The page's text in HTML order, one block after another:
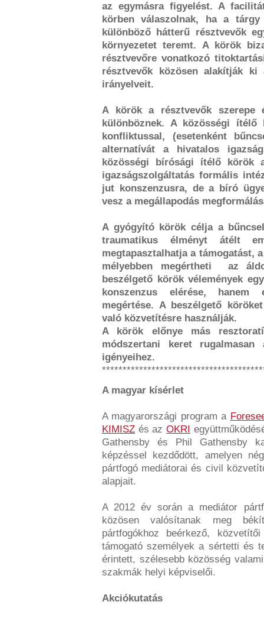
az egymásra figyelést. A
körben válaszolnak, ha a
különböző hátterű résztvevők
környezetet teremt. A körök
résztvevőre vonatkozó
résztvevők közösen alakítják ki
irányelveit.
A körök a résztvevők szerepe
különböznek. A közösségi
konfliktussal, (esetenként
alternatívát a hivatalos
közösségi bírósági ítélő körök
igazságszolgáltatás formális
jut konszenzusra, de a bíró
vesz a megállapodás
A gyógyító körök célja a
traumatikus élményt átélt
megtapasztalhatja a támogatást,
mélyebben megértheti az
beszélgető körök vélemények
konszenzus elérése, hanem
megértése. A beszélgető
való közvetítésre használják.
A körök előnye más
módszertani keret
igényeihez.
A magyar kísérlet
A magyarországi program a
KIMISZ és azOKRI
Gathensby és Phil Gathensby
képzéssel kezdődött, amelyen
pártfogó mediátorai és civil
alapjait.
A 2012 év során a mediátor
közösen valósítanak meg
pártfogókhoz beérkező,
támogató személyek a sértetti és
érintett, szélesebb közösség
szakmák helyi képviselői.
Akciókutatás